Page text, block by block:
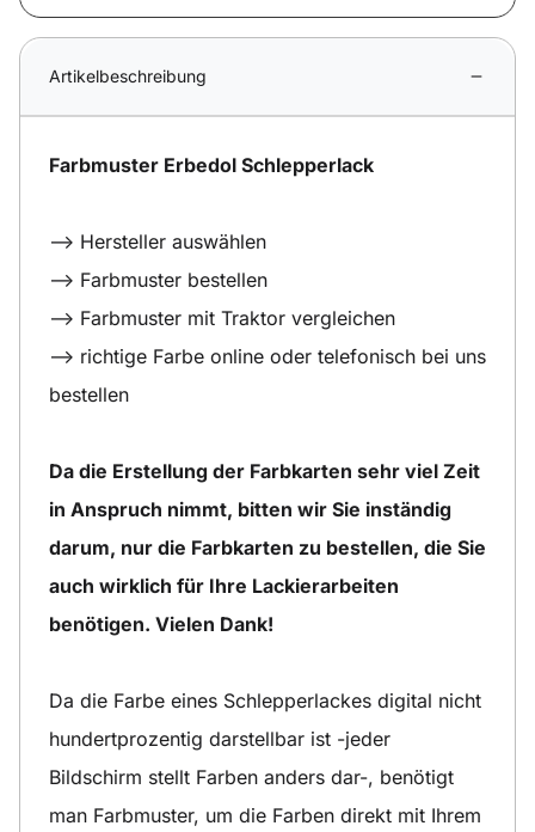
Artikelbeschreibung
Farbmuster Erbedol Schlepperlack
--> Hersteller auswählen
--> Farbmuster bestellen
--> Farbmuster mit Traktor vergleichen
--> richtige Farbe online oder telefonisch bei uns
bestellen
Da die Erstellung der Farbkarten sehr viel Zeit
in Anspruch nimmt, bitten wir Sie inständig
darum, nur die Farbkarten zu bestellen, die Sie
auch wirklich für Ihre Lackierarbeiten
benötigen. Vielen Dank!
Da die Farbe eines Schlepperlackes digital nicht
hundertprozentig darstellbar ist -jeder
Bildschirm stellt Farben anders dar-, benötigt
man Farbmuster, um die Farben direkt mit Ihrem